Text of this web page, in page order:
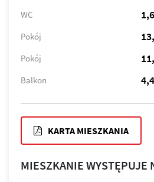
WC
Pokój
Pokój
Balkon
KARTA MIESZKANIA
MIESZKANIE WYSTĘPUJE